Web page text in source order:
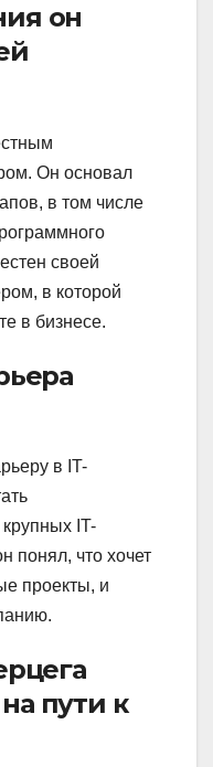
он
Он основал
в том числе
своей
в которой
в бизнесе.
в IT-
IT-
понял, что хочет
проекты, и
пути к